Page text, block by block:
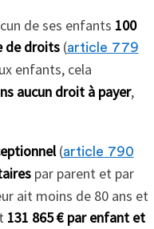
de ses enfants 100
de droits(article 779
enfants, cela
aucun droit à payer,
(article 790
par parent et par
ait moins de 80 ans et
131 865 € par enfant et